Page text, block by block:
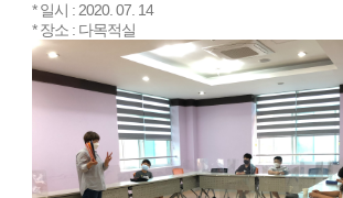
* 일시 : 2020. 07. 14
* 장소 : 다목적실